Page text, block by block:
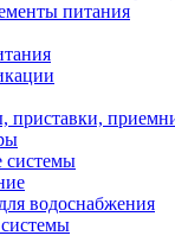
питания
приставки,
водоснабжения